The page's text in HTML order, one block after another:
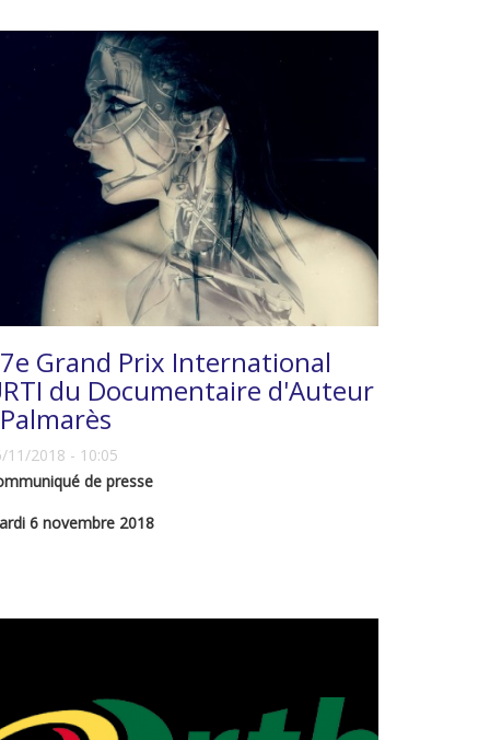
Grand Prix International
du Documentaire d'Auteur
11/2018 - 10:05
de presse
6 novembre 2018